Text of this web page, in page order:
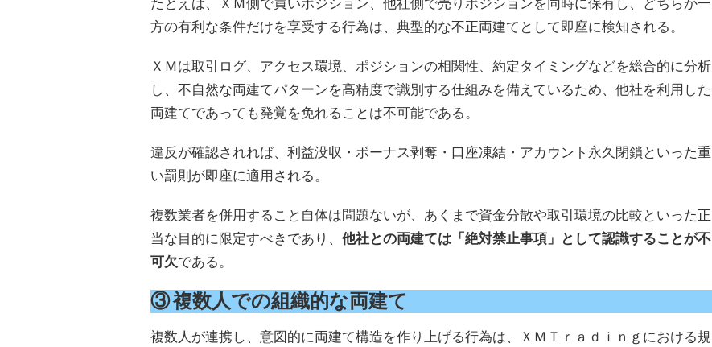
たとえば、ＸＭ側で買いポジション、他社側で売りポジションを同時に保有し、どちらか一
方の有利な条件だけを享受する行為は、典型的な不正両建てとして即座に検知される。
ＸＭは取引ログ、アクセス環境、ポジションの相関性、約定タイミングなどを総合的に分析
し、不自然な両建てパターンを高精度で識別する仕組みを備えているため、他社を利用した
両建てであっても発覚を免れることは不可能である。
違反が確認されれば、利益没収・ボーナス剥奪・口座凍結・アカウント永久閉鎖といった重
い罰則が即座に適用される。
複数業者を併用すること自体は問題ないが、あくまで資金分散や取引環境の比較といった正
当な目的に限定すべきであり、 他社との両建ては「絶対禁止事項」として認識することが不
可欠である。
③ 複数人での組織的な両建て
複数人が連携し、意図的に両建て構造を作り上げる行為は、ＸＭＴｒａｄｉｎｇにおける規